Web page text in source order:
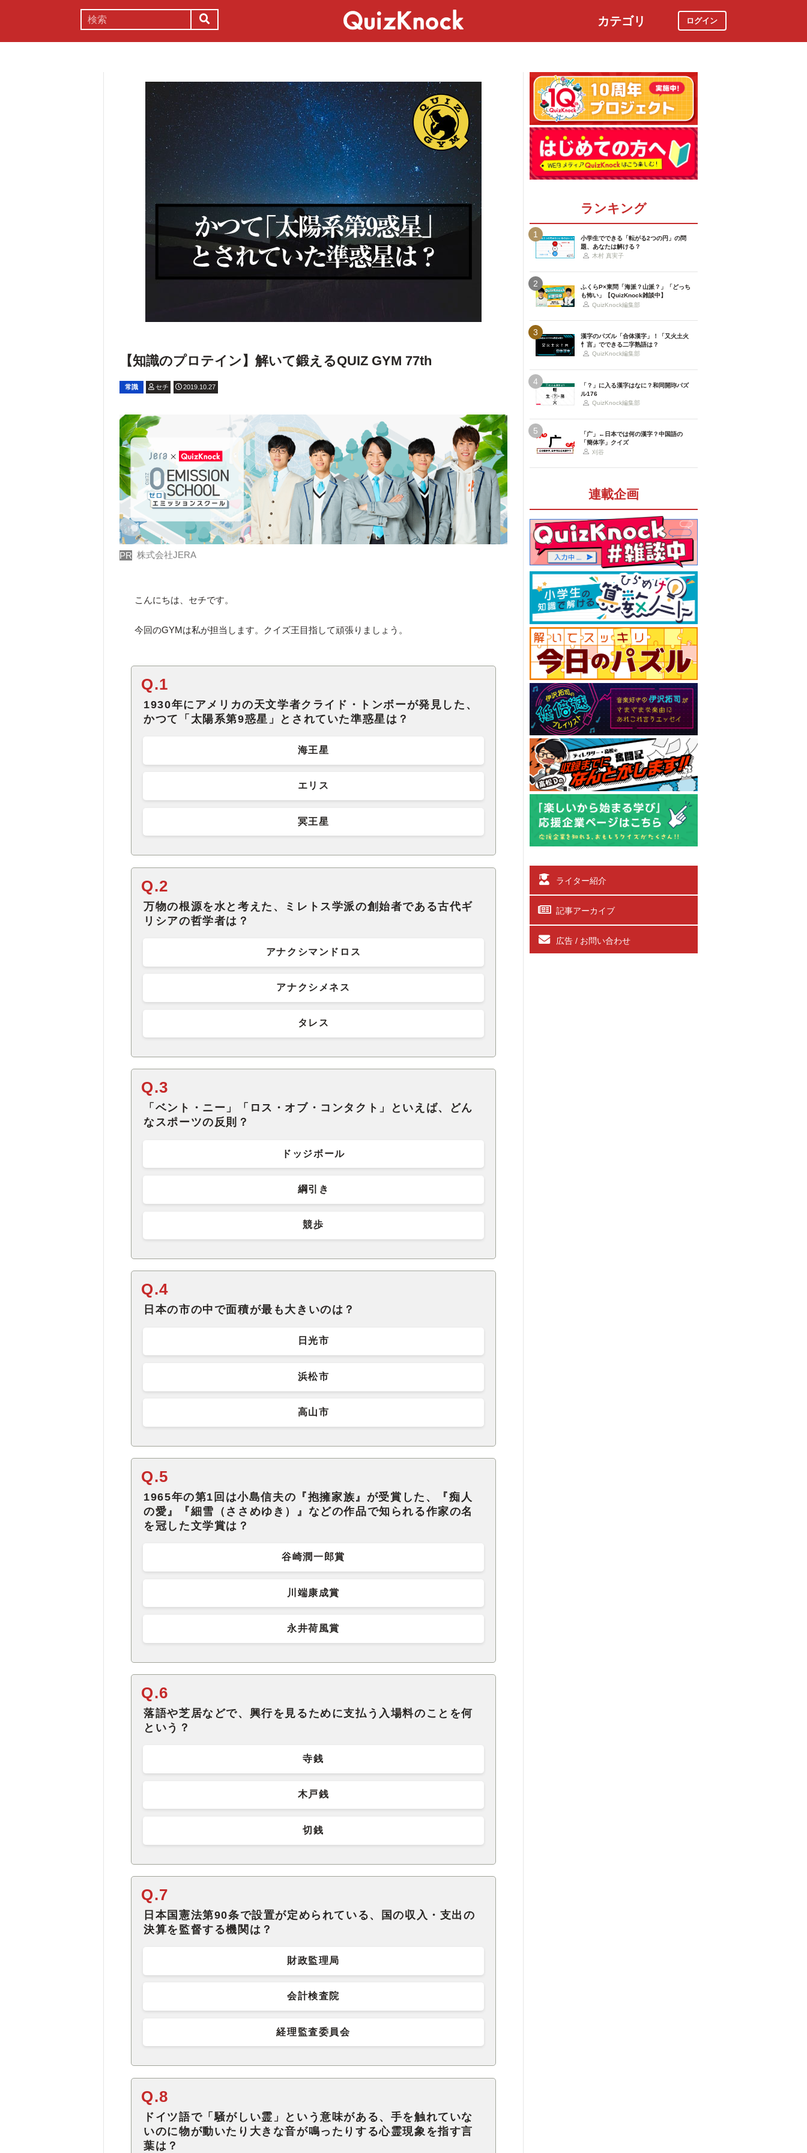
カテゴリ ログイン
【知識のプロテイン】解いて鍛えるQUIZ GYM 77th
常識 セチ 2019.10.27
PR 株式会社JERA
こんにちは、セチです。
今回のGYMは私が担当します。クイズ王目指して頑張りましょう。
Q.1
1930年にアメリカの天文学者クライド・トンボーが発見した、
かつて「太陽系第9惑星」とされていた準惑星は？
海王星
エリス
冥王星
Q.2
万物の根源を水と考えた、ミレトス学派の創始者である古代ギ
リシアの哲学者は？
アナクシマンドロス
アナクシメネス
タレス
Q.3
「ベント・ニー」「ロス・オブ・コンタクト」といえば、どん
なスポーツの反則？
ドッジボール
綱引き
競歩
Q.4
日本の市の中で面積が最も大きいのは？
日光市
浜松市
高山市
Q.5
1965年の第1回は小島信夫の『抱擁家族』が受賞した、『痴人
の愛』『細雪（ささめゆき）』などの作品で知られる作家の名
を冠した文学賞は？
谷崎潤一郎賞
川端康成賞
永井荷風賞
Q.6
落語や芝居などで、興行を見るために支払う入場料のことを何
という？
寺銭
木戸銭
切銭
Q.7
日本国憲法第90条で設置が定められている、国の収入・支出の
決算を監督する機関は？
財政監理局
会計検査院
経理監査委員会
Q.8
ドイツ語で「騒がしい霊」という意味がある、手を触れていな
いのに物が動いたり大きな音が鳴ったりする心霊現象を指す言
葉は？
ランキング
1
小学生でできる「転がる2つの円」の問
題、あなたは解ける？
木村 真実子
2
ふくらP×東問「海派？山派？」「どっち
も怖い」【QuizKnock雑談中】
QuizKnock編集部
3
漢字のパズル「合体漢字」！「又火土火
忄言」でできる二字熟語は？
QuizKnock編集部
4
「？」に入る漢字はなに？和同開珎パズ
ル176
QuizKnock編集部
5
「广」←日本では何の漢字？中国語の
「簡体字」クイズ
刈谷
連載企画
ライター紹介
記事アーカイブ
広告 / お問い合わせ